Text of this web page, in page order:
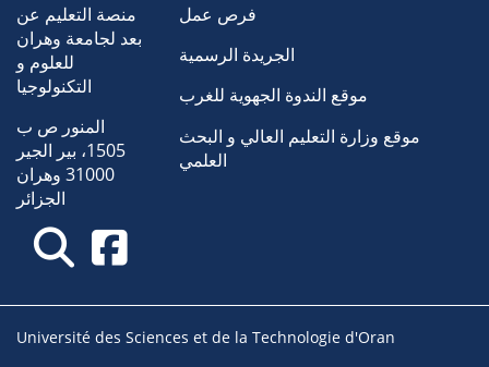
منصة التعليم عن
بعد لجامعة وهران
للعلوم و
التكنولوجيا
المنور ص ب
1505، بير الجير
31000 وهران
الجزائر
فرص عمل
الجريدة الرسمية
موقع الندوة الجهوية للغرب
موقع وزارة التعليم العالي و البحث
العلمي
Université des Sciences et de la Technologie d'Oran